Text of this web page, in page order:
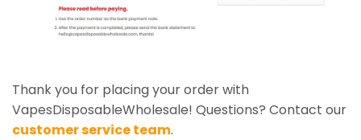
Thank you for placing your order with
VapesDisposableWholesale! Questions? Contact our
customer service team.